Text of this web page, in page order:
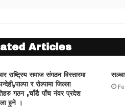
Articles
राष्ट्रिय समाज संगठन विस्तारमा
र रोल्पामा जिल्ला
गठन ,चाँडै पाँच नंवर प्रदेश
हुने ।